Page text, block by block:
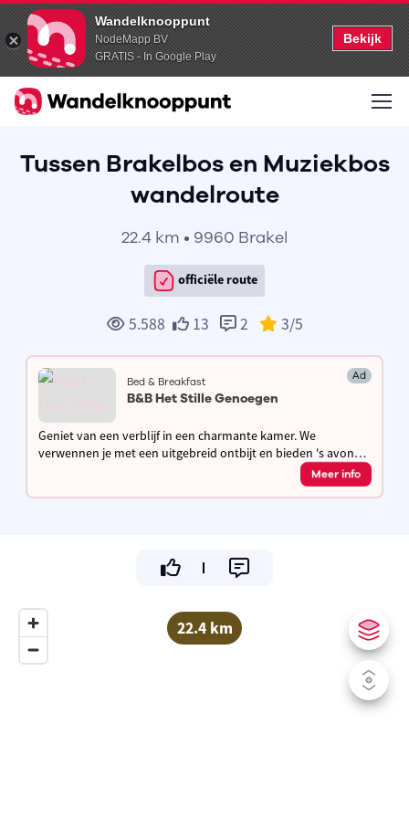
Wandelknooppunt
NodeMapp BV
GRATIS - In Google Play
Bekijk
Tussen Brakelbos en Muziekbos
wandelroute
22.4 km • 9960 Brakel
officiële route
5.588 13 2 3/5
Bed & Breakfast Ad
B&B Het Stille Genoegen
Geniet van een verblijf in een charmante kamer. We
verwennen je met een uitgebreid ontbijt en bieden 's avonds
de mogelijkheid tot een verfijnd verrassingsmenu. Meer info
22.4 km